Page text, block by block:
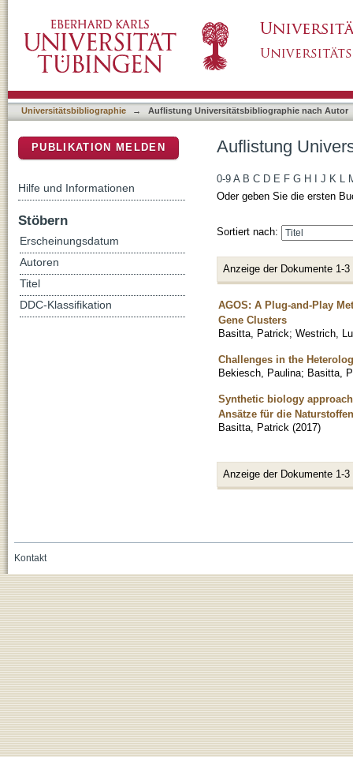
Universitätsbibliographie → Auflistung Universitätsbibliographie nach Autor
Auflistung
0-9 A B C D E F G H J K L
Oder geben Sie die ersten
Sortiert nach:
Anzeige der Dokumente 1-3
AGOS: A Plug-and-Play
Gene Clusters
Basitta, Patrick; Westrich,
Challenges in the
Bekiesch, Paulina; Basitta,
Synthetic biology
Ansätze für die
Basitta, Patrick (2017)
Anzeige der Dokumente 1-3
PUBLIKATION MELDEN
Hilfe und Informationen
Stöbern
Erscheinungsdatum
Autoren
Titel
DDC-Klassifikation
Kontakt